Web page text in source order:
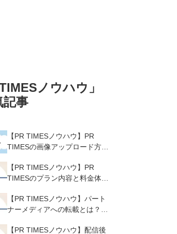
ノウハウ 」
記事
【PR TIMESノウハウ】PR
TIMESの画像アップロード方法
像サイズ・解像度も解説
【PR TIMESノウハウ】PR
TIMESのプラン内容と料金体
【PR TIMESノウハウ】パート
ナーメディアへの転載とは？転
【PR TIMESノウハウ】配信後